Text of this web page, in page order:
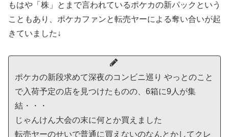
もはや「株」とまで言われているポケカの新パックという
こともあり、ポケカファンと転売ヤーによる奪い合いが起
きていました↓
ポケカの新段求めて深夜のコンビニ巡り やっとのこと
で入荷予定の店を見つけたものの、6箱に9人が集
結・・・
じゃんけん大会の末に何とか買えました
転売ヤーのせいで普通に買えないのなんとかしてクレ